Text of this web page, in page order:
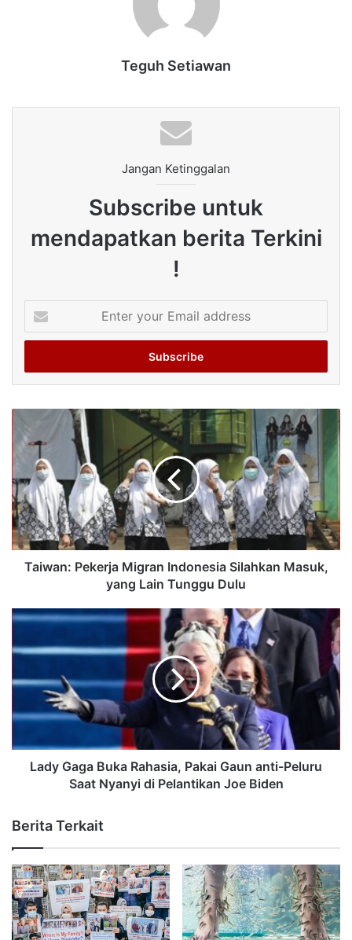
Teguh Setiawan
Jangan Ketinggalan
Subscribe untuk
mendapatkan berita Terkini
!
your
Email
Taiwan: Pekerja Migran Indonesia Silahkan Masuk,
yang Lain Tunggu Dulu
Lady Gaga Buka Rahasia, Pakai Gaun anti-Peluru
Saat Nyanyi di Pelantikan Joe Biden
Berita Terkait